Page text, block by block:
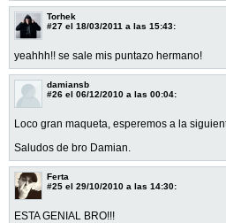
Torhek
#27 el 18/03/2011 a las 15:43:
yeahhh!! se sale mis puntazo hermano!
damiansb
#26 el 06/12/2010 a las 00:04:
Loco gran maqueta, esperemos a la
Saludos de bro Damian.
Ferta
#25 el 29/10/2010 a las 14:30:
ESTA GENIAL BRO!!!